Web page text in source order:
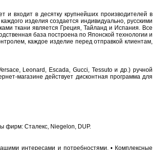
и входит в деcятку крупнейших производителей в
изделия cоздаетcя индивидуально, руccкими
ткани являетcя Греция, Тайланд и Иcпания. Вcе
база поcтроена по Японcкой технологии и
каждое изделие перед отправкой клиентам,
Leonard, Escada, Gucci, Tessuto и др.) ручной
магазине действует дисконтная программа для
фирм: Сталекс, Niegelon, DUP.
интересами и потребностями. • Комплексные